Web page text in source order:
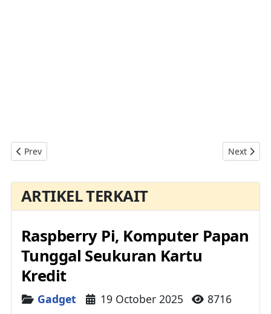
Previous article: Moto Z Dan Moto Z Play, Ponsel Flagship
Prev Next
Next
ARTIKEL TERKAIT
Raspberry Pi, Komputer Papan
Tunggal Seukuran Kartu
Kredit
Details
Gadget 19 October 2025 8716